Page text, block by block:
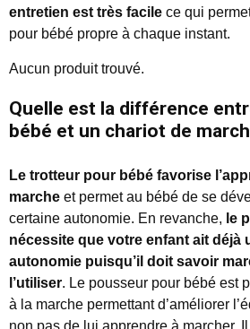
entretien est très facile ce qui
pour bébé propre à chaque instant.
Aucun produit trouvé.
Quelle est la différence
bébé et un chariot de
Le trotteur pour bébé favorise
marche et permet au bébé de se
certaine autonomie. En revanche, le
nécessite que votre enfant ait déjà
autonomie puisqu’il doit savoir
l’utiliser. Le pousseur pour bébé est
à la marche permettant d’améliorer